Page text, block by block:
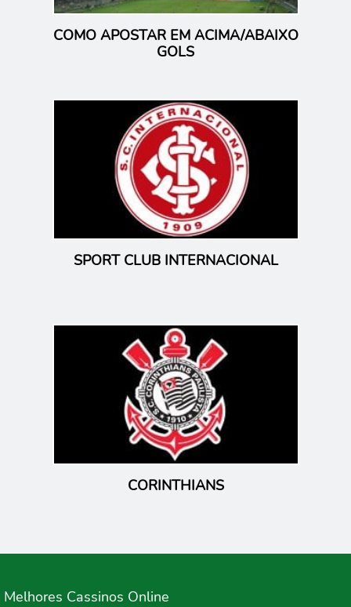
Melhores Cassinos Online